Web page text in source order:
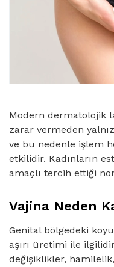
Modern dermatolojik
zarar vermeden
ve bu nedenle işlem
etkilidir. Kadınların
amaçlı tercih ettiği
Vajina Neden
Genital bölgedeki
aşırı üretimi ile
değişiklikler,